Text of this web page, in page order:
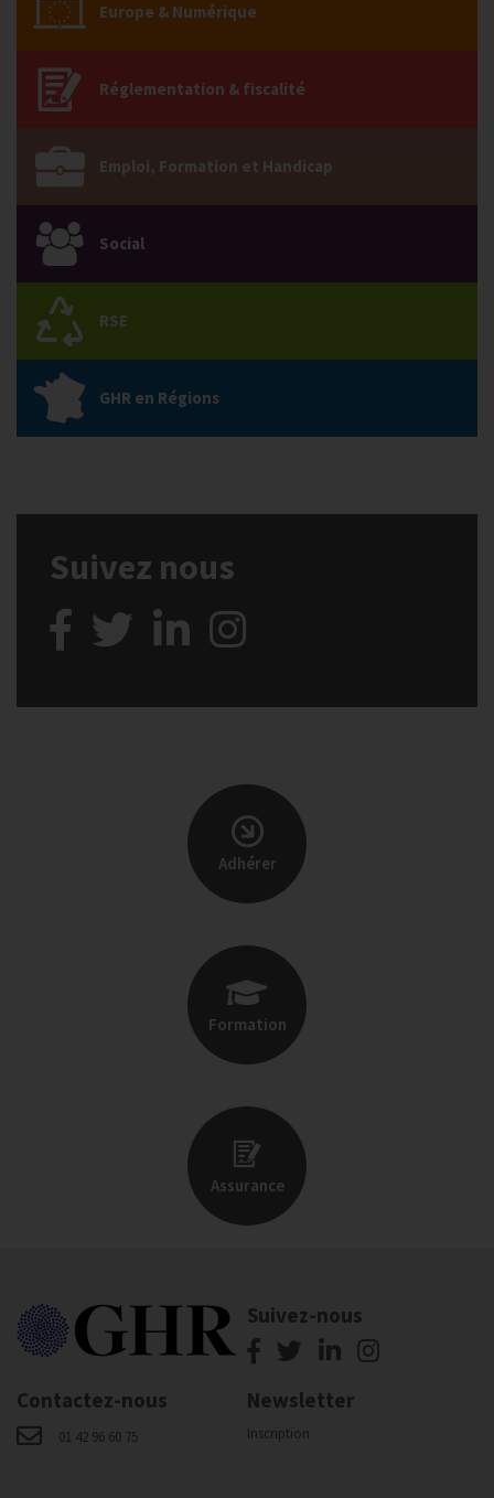
Europe & Numérique
Réglementation & fiscalité
Emploi, Formation et Handicap
Social
RSE
GHR en Régions
Suivez nous
Adhérer
Formation
Assurance
Suivez-nous
Contactez-nous
01 42 96 60 75
Newsletter
Inscription